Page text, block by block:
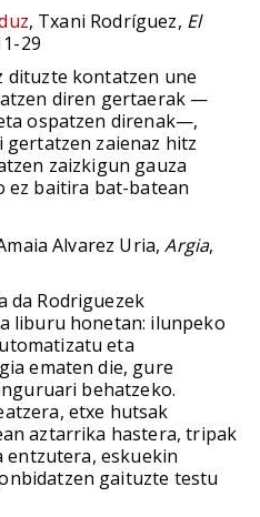
, Txani Rodríguez, El
29
dituzte kontatzen une
diren gertaerak —
ospatzen direnak—,
zaienaz hitz
zaizkigun gauza
ez baitira bat-batean
Alvarez Uria,Argia,
da Rodriguezek
liburu honetan: ilunpeko
eta
ematen die, gure
behatzeko.
etxe hutsak
aztarrika hastera, tripak
entzutera, eskuekin
gaituzte testu